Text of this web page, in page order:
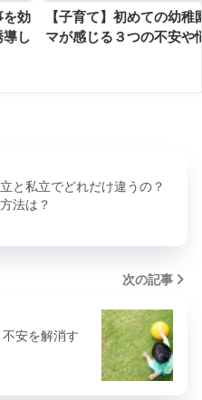
を効
し
【子育て】初めての幼稚
マが感じる３つの不安や
と私立でどれだけ違うの？
法は？
次の記事
安を解消す